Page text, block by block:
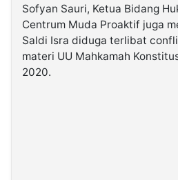
Sofyan Sauri, Ketua Bidang
Centrum Muda Proaktif juga
Saldi Isra diduga terlibat
materi UU Mahkamah
2020.